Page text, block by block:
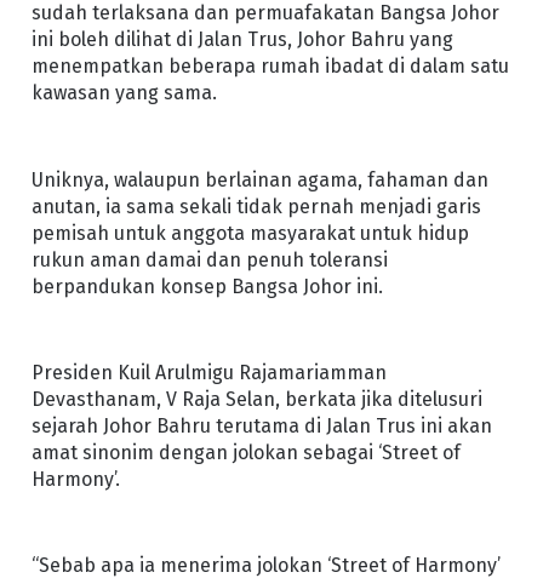
sudah terlaksana dan permuafakatan Bangsa Johor
ini boleh dilihat di Jalan Trus, Johor Bahru yang
menempatkan beberapa rumah ibadat di dalam satu
kawasan yang sama.
Uniknya, walaupun berlainan agama, fahaman dan
anutan, ia sama sekali tidak pernah menjadi garis
pemisah untuk anggota masyarakat untuk hidup
rukun aman damai dan penuh toleransi
berpandukan konsep Bangsa Johor ini.
Presiden Kuil Arulmigu Rajamariamman
Devasthanam, V Raja Selan, berkata jika ditelusuri
sejarah Johor Bahru terutama di Jalan Trus ini akan
amat sinonim dengan jolokan sebagai ‘Street of
Harmony’.
“Sebab apa ia menerima jolokan ‘Street of Harmony’